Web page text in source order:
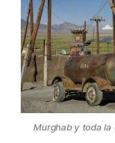
Murghab y toda la